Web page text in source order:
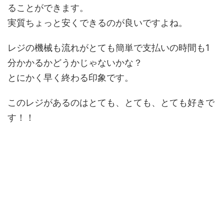
ることができます。
実質ちょっと安くできるのが良いですよね。
レジの機械も流れがとても簡単で支払いの時間も1
分かかるかどうかじゃないかな？
とにかく早く終わる印象です。
このレジがあるのはとても、とても、とても好きで
す！！